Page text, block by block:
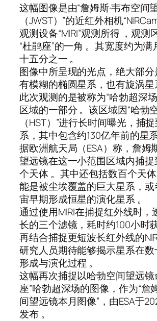
这幅图像是由“詹姆斯·韦布空间
（JWST）”的近红外相机
观测设备“MIRI”观测所得 ，观测
“杜鹃座”的一角 。其宽度约为
十五分之一 。
图像中所呈现的光点，绝大部
有模糊的椭圆星系，也有旋涡星
此次观测的是被称为“哈勃超深场
区域的一部分 。该区域因“哈勃
（HST）”进行长时间曝光，捕
系，其中包含约130亿年前的星系
据欧洲航天局（ESA）称，詹姆
望远镜在这一小范围区域内捕
个天体 。其中还包括数百个天
能是被尘埃覆盖的巨大星系，
宙早期形成恒星的演化星系 。
通过使用MIRI在捕捉红外线时，
长的三个滤镜，耗时约100小时
再结合捕捉更短波长红外线的
研究人员期待能够揭示星系在
形成与演化过程 。
这幅再次捕捉以哈勃空间望远镜
座”哈勃超深场的图像，作为“詹
间望远镜本月图像”，由ESA于
发布 。